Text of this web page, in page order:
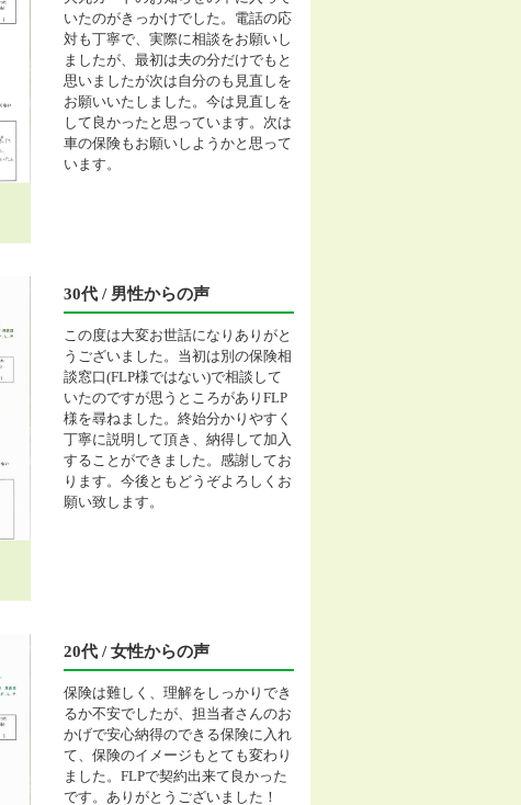
いたのがきっかけでした。電話の応
対も丁寧で、実際に相談をお願いし
ましたが、最初は夫の分だけでもと
思いましたが次は自分のも見直しを
お願いいたしました。今は見直しを
して良かったと思っています。次は
車の保険もお願いしようかと思って
います。
30代 / 男性からの声
この度は大変お世話になりありがと
うございました。当初は別の保険相
談窓口(FLP様ではない)で相談して
いたのですが思うところがありFLP
様を尋ねました。終始分かりやすく
丁寧に説明して頂き、納得して加入
することができました。感謝してお
ります。今後ともどうぞよろしくお
願い致します。
20代 / 女性からの声
保険は難しく、理解をしっかりでき
るか不安でしたが、担当者さんのお
かげで安心納得のできる保険に入れ
て、保険のイメージもとても変わり
ました。FLPで契約出来て良かった
です。ありがとうございました！